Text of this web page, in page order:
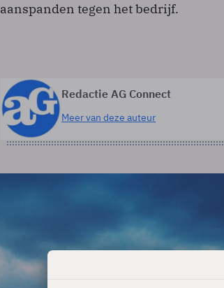
aanspanden tegen het bedrijf.
Redactie AG Connect
Meer van deze auteur